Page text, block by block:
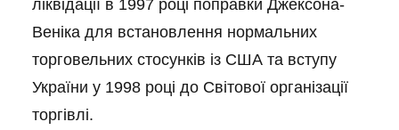
ліквідації в 1997 році поправки Джексона-
Веніка для встановлення нормальних
торговельних стосунків із США та вступу
України у 1998 році до Світової організації
торгівлі.